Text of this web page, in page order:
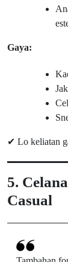
Gaya:
✔ Lo keliatan
5.
Casual